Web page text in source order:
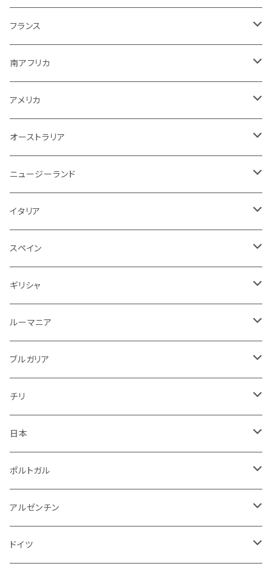
ロゼ
紫！？
白ワイン
スパークリング
白ワイン
アメリカ
スパークリング
白ワイン
ギリシャ
スパークリング
白ワイン
オーストラリア
スパークリング
白ワイン
チリ
スパークリング
白ワイン
イタリア
泡
白ワイン
アルゼンチン
赤
スペイン
スパークリング
白
ドイツ
ロゼ
白
ルーマニア
赤
ブルガリア
赤
ニュージーランド
白
赤
ブルゴーニュ
スパークリング
白ワイン
ニュージーランド
スパークリング
白ワイン
ポルトガル
泡
白ワイン
オーストラリア
泡
白ワイン
イタリア
白
赤
ドイツ
赤
白
スペイン
赤
アメリカ
赤
オーストリア
白
シャンパーニュ
ボルドー
アメリカ
赤
白
ドイツ
白
赤
シャンパーニュ
ブルゴーニュ
白ワイン
赤ワイン
アメリカ
赤
フランス
シャンパーニュ
ブルゴーニュ
ボルドー
その他
南アフリカ
スパークリング
白
赤
アメリカ
スパークリング
白
赤
オーストラリア
白
赤
ニュージーランド
白
赤
イタリア
スパークリング
白
赤
ロゼ
スペイン
スパークリング
白
赤
ギリシャ
白
ルーマニア
赤
ブルガリア
赤
チリ
スパークリング
白
赤
日本
スパークリング
白
赤
ポルトガル
白
赤
アルゼンチン
赤
ドイツ